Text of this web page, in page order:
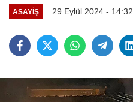
ASAYIŞ 29 Eylül 2024 - 14:32